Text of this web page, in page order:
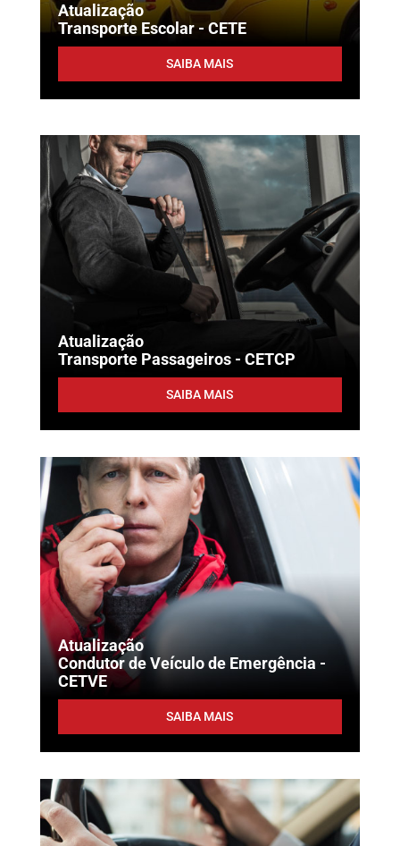
Atualização
Transporte Escolar - CETE
SAIBA MAIS
Atualização
Transporte Passageiros - CETCP
SAIBA MAIS
Atualização
Condutor de Veículo de Emergência -
CETVE
SAIBA MAIS